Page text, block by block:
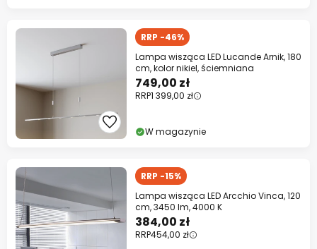
RRP -46%
Lampa wisząca LED Lucande Arnik, 180
cm, kolor nikiel, ściemniana
749,00 zł
RRP1 399,00 zł
W magazynie
RRP -15%
Lampa wisząca LED Arcchio Vinca, 120
cm, 3450 lm, 4000 K
384,00 zł
RRP454,00 zł